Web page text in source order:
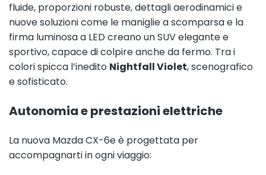
fluide, proporzioni robuste, dettagli aerodinamici e
nuove soluzioni come le maniglie a scomparsa e la
firma luminosa a LED creano un SUV elegante e
sportivo, capace di colpire anche da fermo. Tra i
colori spicca l’inedito Nightfall Violet, scenografico
e sofisticato.
Autonomia e prestazioni elettriche
La nuova Mazda CX-6e è progettata per
accompagnarti in ogni viaggio: